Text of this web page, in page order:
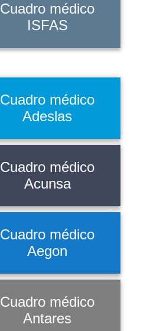
Cuadro médico
ISFAS
Cuadro médico
Adeslas
Cuadro médico
Acunsa
Cuadro médico
Aegon
Cuadro médico
Antares